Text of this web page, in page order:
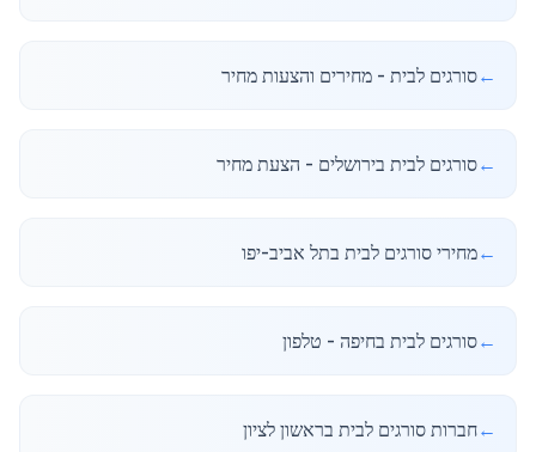
←סורגים לבית - מחירים והצעות מחיר
←סורגים לבית בירושלים - הצעת מחיר
←מחירי סורגים לבית בתל אביב-יפו
←סורגים לבית בחיפה - טלפון
←חברות סורגים לבית בראשון לציון